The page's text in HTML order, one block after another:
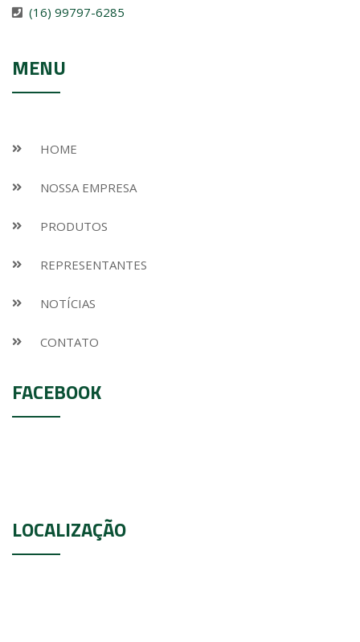
(16) 99797-6285
MENU
HOME
NOSSA EMPRESA
PRODUTOS
REPRESENTANTES
NOTÍCIAS
CONTATO
FACEBOOK
LOCALIZAÇÃO